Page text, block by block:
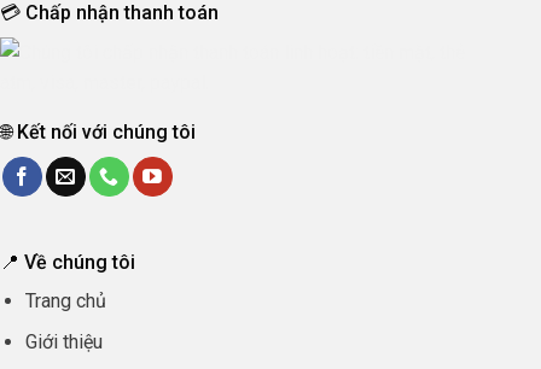
💳 Chấp nhận thanh toán
🌐 Kết nối với chúng tôi
📍 Về chúng tôi
Trang chủ
Giới thiệu